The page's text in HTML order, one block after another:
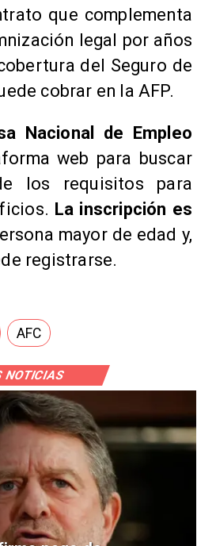
NOTICIAS
que complementa
legal por años
del Seguro de
cobrar en la AFP.
Nacional de Empleo
web para buscar
los requisitos para
La inscripción es
mayor de edad y,
registrarse.
AFC